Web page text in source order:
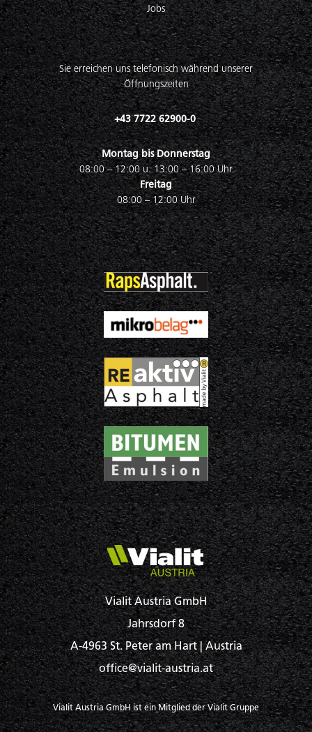
Jobs
Sie erreichen uns telefonisch während unserer
Öffnungszeiten
+43 7722 62900-0
Montag bis Donnerstag
08:00 – 12:00 u. 13:00 – 16:00 Uhr
Freitag
08:00 – 12:00 Uhr
Vialit Austria GmbH
Jahrsdorf 8
A-4963 St. Peter am Hart | Austria
office@vialit-austria.at
Vialit Austria GmbH ist ein Mitglied der Vialit Gruppe